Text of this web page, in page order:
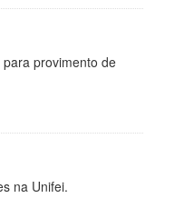
provimento de
na Unifei.